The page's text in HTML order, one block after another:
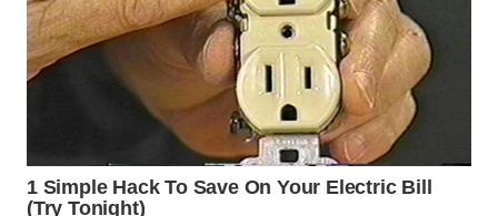
WN
INDRAMAYU
WN